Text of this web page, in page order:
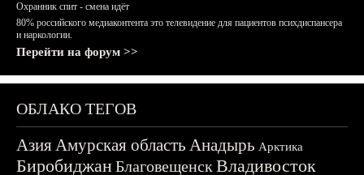
Охранник спит - смена идёт
80% российского медиаконтента это телевидение для пациентов психдиспансера
и наркологии.
Перейти на форум >>
ОБЛАКО ТЕГОВ
АзияАмурская область Анадырь Арктика
БиробиджанБлаговещенскВладивосток